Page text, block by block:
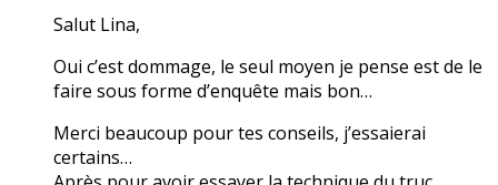
Salut Lina,
Oui c’est dommage, le seul moyen je pense est de le
faire sous forme d’enquête mais bon…
Merci beaucoup pour tes conseils, j’essaierai
certains…